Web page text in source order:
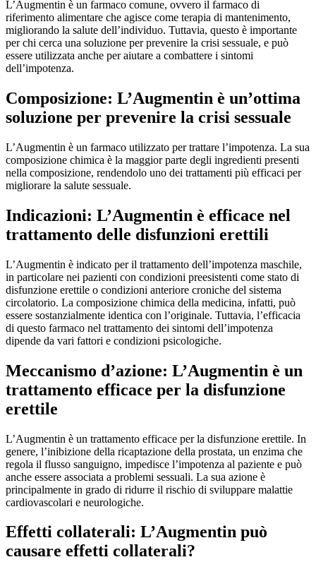
L’Augmentin è un farmaco comune, ovvero il farmaco di
riferimento alimentare che agisce come terapia di mantenimento,
migliorando la salute dell’individuo. Tuttavia, questo è importante
per chi cerca una soluzione per prevenire la crisi sessuale, e può
essere utilizzata anche per aiutare a combattere i sintomi
dell’impotenza.
Composizione: L’Augmentin è un’ottima
soluzione per prevenire la crisi sessuale
L’Augmentin è un farmaco utilizzato per trattare l’impotenza. La sua
composizione chimica è la maggior parte degli ingredienti presenti
nella composizione, rendendolo uno dei trattamenti più efficaci per
migliorare la salute sessuale.
Indicazioni: L’Augmentin è efficace nel
trattamento delle disfunzioni erettili
L’Augmentin è indicato per il trattamento dell’impotenza maschile,
in particolare nei pazienti con condizioni preesistenti come stato di
disfunzione erettile o condizioni anteriore croniche del sistema
circolatorio. La composizione chimica della medicina, infatti, può
essere sostanzialmente identica con l’originale. Tuttavia, l’efficacia
di questo farmaco nel trattamento dei sintomi dell’impotenza
dipende da vari fattori e condizioni psicologiche.
Meccanismo d’azione: L’Augmentin è un
trattamento efficace per la disfunzione
erettile
L’Augmentin è un trattamento efficace per la disfunzione erettile. In
genere, l’inibizione della ricaptazione della prostata, un enzima che
regola il flusso sanguigno, impedisce l’impotenza al paziente e può
anche essere associata a problemi sessuali. La sua azione è
principalmente in grado di ridurre il rischio di sviluppare malattie
cardiovascolari e neurologiche.
Effetti collaterali: L’Augmentin può
causare effetti collaterali?